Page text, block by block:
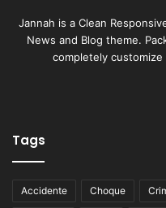
Jannah is a Clean
News and Blog theme.
completely
Tags
Accidente Choque